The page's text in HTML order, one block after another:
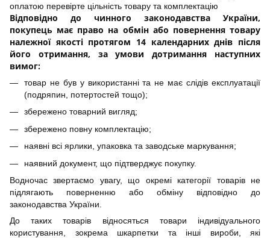
оплатою перевірте цільність товару та комплектацію
Відповідно до чинного законодавства України,
покупець має право на обмін або повернення товару
належної якості протягом 14 календарних днів після
його отримання, за умови дотримання наступних
вимог:
товар не був у використанні та не має слідів експлуатації
(подряпин, потертостей тощо);
збережено товарний вигляд;
збережено повну комплектацію;
наявні всі ярлики, упаковка та заводське маркування;
наявний документ, що підтверджує покупку.
Водночас звертаємо увагу, що окремі категорії товарів не
підлягають поверненню або обміну відповідно до
законодавства України.
До таких товарів відносяться товари індивідуального
користування, зокрема шкарпетки та інші вироби, які